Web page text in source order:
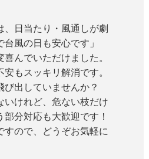
、日当たり・風通しが劇
風の日も安心です」
んでいただけました。
もスッキリ解消です。
出していませんか？
いけれど、危ない枝だけ
分対応も大歓迎です！
すので、どうぞお気軽に